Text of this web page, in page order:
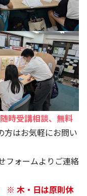
随時受講相談、無料
方はお気軽にお問い
フォームよりご連絡
※ 木・日は原則休